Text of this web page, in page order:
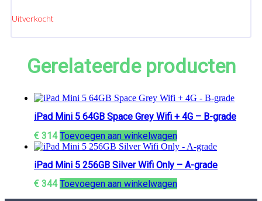
Uitverkocht
Gerelateerde producten
iPad Mini 5 64GB Space Grey Wifi + 4G – B-grade
€ 314 Toevoegen aan winkelwagen
iPad Mini 5 256GB Silver Wifi Only – A-grade
€ 344 Toevoegen aan winkelwagen